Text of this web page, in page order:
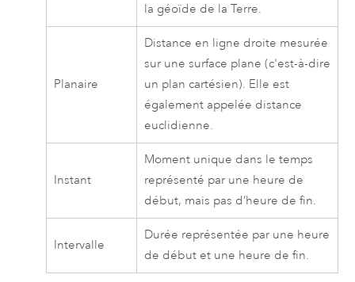
la géoïde de la Terre.
Planaire
Distance en ligne droite mesurée
sur une surface plane (c'est-à-dire
un plan cartésien). Elle est
également appelée distance
euclidienne.
Instant
Moment unique dans le temps
représenté par une heure de
début, mais pas d’heure de fin.
Intervalle
Durée représentée par une heure
de début et une heure de fin.